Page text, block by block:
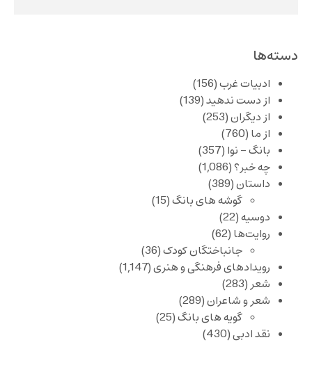
دسته‌ها
ادبیات غرب(156)
از دست ندهید(139)
از دیگران(253)
از ما (760)
بانگ – نوا (357)
چه خبر؟(1,086)
داستان(389)
گوشه های بانگ(15)
دوسیه(22)
روایت‌ها (62)
جانباختگان کودک(36)
رویدادهای فرهنگی و هنری(1,147)
شعر (283)
شعر و شاعران(289)
گویه های بانگ(25)
نقد ادبی(430)